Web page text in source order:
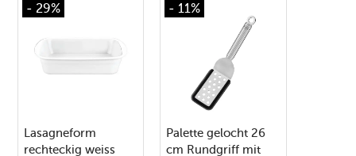
- 29%
Lasagneform
rechteckig weiss
- 11%
Palette gelocht 26
cm Rundgriff mit